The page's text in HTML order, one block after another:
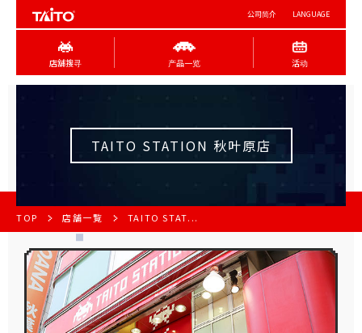
公司简介 LANGUAGE
店舖搜寻 产品一览 活动
TAITO STATION 秋叶原店
TOP 店舗一覧 TAITO STAT...